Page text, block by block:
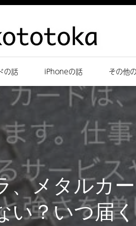
の話 iPhoneの話 その他
、メタルカ
い？いつ届